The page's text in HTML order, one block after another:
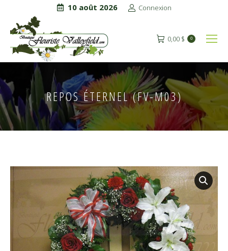
10 août 2026 Connexion
0,00 $ 0
REPOS ÉTERNEL (FV-M03)